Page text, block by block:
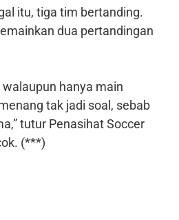
itu, tiga tim bertanding.
dua pertandingan
hanya main
tak jadi soal, sebab
tutur Penasihat Soccer
(***)